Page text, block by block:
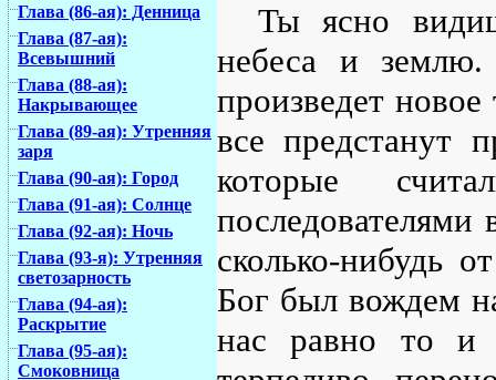
Глава (86-ая): Денница
Глава (87-ая):
Всевышний
Глава (88-ая):
Накрывающее
Глава (89-ая): Утренняя
заря
Глава (90-ая): Город
Глава (91-ая): Солнце
Глава (92-ая): Ночь
Глава (93-я): Утренняя
светозарность
Глава (94-ая):
Раскрытие
Глава (95-ая):
Смоковница
Ты ясно
небеса и
произведет
все предстанут
которые
последователями
сколько-нибудь
Бог был вождем
нас равно то и